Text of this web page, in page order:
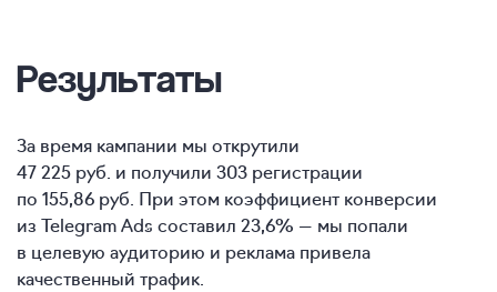
Результаты
За время кампании мы открутили
47 225 руб. и получили 303 регистрации
по 155,86 руб. При этом коэффициент конверсии
из Telegram Ads составил 23,6% — мы попали
в целевую аудиторию и реклама привела
качественный трафик.